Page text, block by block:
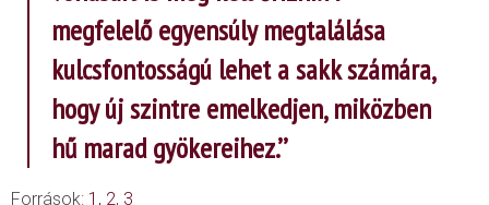
megfelelő egyensúly megtalálása
kulcsfontosságú lehet a sakk számára,
hogy új szintre emelkedjen, miközben
hű marad gyökereihez.’’
Források: 1, 2, 3